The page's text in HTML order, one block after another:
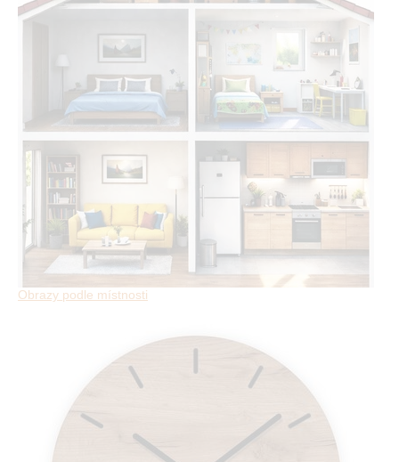
Obrazy podle místnosti